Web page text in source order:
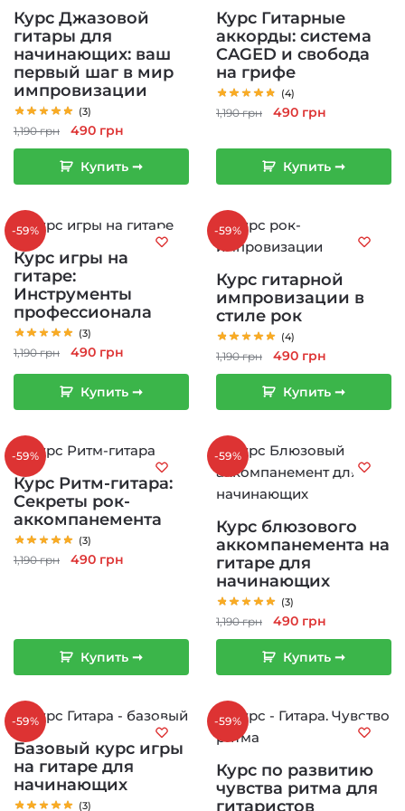
Курс Джазовой
гитары для
начинающих: ваш
первый шаг в мир
импровизации
(3)
1,190грн
Первоначальная
цена
составляла
1,190 грн.
490 грн
цена:
490 грн.
Купить ➞
Курс Гитарные
аккорды: система
CAGED и свобода
на грифе
(4)
1,190грн
Первоначальная
составляла
1,190 грн.
490 грн
490 грн.
Купить ➞
-59%
Курс игры на
гитаре:
Инструменты
профессионала
(3)
1,190грн
Первоначальная
цена
составляла
1,190 грн.
490 грн
цена:
490 грн.
Купить ➞
-59%
Курс гитарной
импровизации в
стиле рок
(4)
1,190грн
Первоначальная
цена
составляла
1,190 грн.
490 грн
цена:
490 грн.
Купить ➞
-59%
Курс Ритм-гитара:
Секреты рок-
аккомпанемента
(3)
1,190грн
Первоначальная
490 грн
Купить ➞
-59%
Курс блюзового
аккомпанемента на
гитаре для
начинающих
(3)
1,190грн
Первоначальная
цена
составляла
1,190 грн.
490 грн
цена:
490 грн.
Купить ➞
-59%
Базовый курс игры
на гитаре для
начинающих
(3)
-59%
Курс по развитию
чувства ритма для
гитаристов